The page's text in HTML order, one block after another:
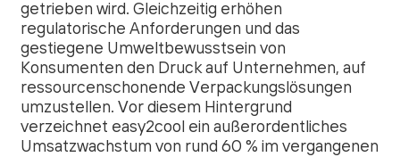
getrieben wird. Gleichzeitig erhöhen
regulatorische Anforderungen und das
gestiegene Umweltbewusstsein von
Konsumenten den Druck auf Unternehmen, auf
ressourcenschonende Verpackungslösungen
umzustellen. Vor diesem Hintergrund
verzeichnet easy2cool ein außerordentliches
Umsatzwachstum von rund 60 % im vergangenen